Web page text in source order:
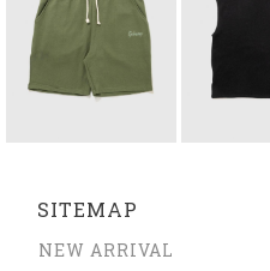
SITEMAP
NEW ARRIVAL